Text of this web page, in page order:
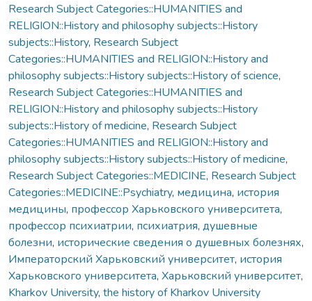
Research Subject Categories::HUMANITIES and
RELIGION::History and philosophy subjects::History
subjects::History, Research Subject
Categories::HUMANITIES and RELIGION::History and
philosophy subjects::History subjects::History of science,
Research Subject Categories::HUMANITIES and
RELIGION::History and philosophy subjects::History
subjects::History of medicine, Research Subject
Categories::HUMANITIES and RELIGION::History and
philosophy subjects::History subjects::History of medicine,
Research Subject Categories::MEDICINE, Research Subject
Categories::MEDICINE::Psychiatry, медицина, история
медицины, профессор Харьковского университета,
профессор психиатрии, психиатрия, душевные
болезни, исторические сведения о душевных болезнях,
Императорский Харьковский университет, история
Харьковского университета, Харьковский университет,
Kharkov University, the history of Kharkov University